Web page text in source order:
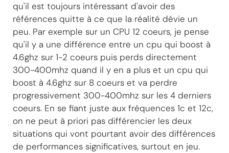
qu'il est toujours intéressant d'avoir des
références quitte à ce que la réalité dévie un
peu. Par exemple sur un CPU 12 coeurs, je pense
qu'il y a une différence entre un cpu qui boost à
4.6ghz sur 1-2 coeurs puis perds directement
300-400mhz quand il y en a plus et un cpu qui
boost à 4.6ghz sur 8 coeurs et va perdre
progressivement 300-400mhz sur les 4 derniers
coeurs. En se fiant juste aux fréquences 1c et 12c,
on ne peut à priori pas différencier les deux
situations qui vont pourtant avoir des différences
de performances significatives, surtout en jeu.